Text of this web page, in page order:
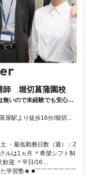
師 堀切菖蒲園校
いので未経験でも安心｜
後はフォームに1分で回
務｜有給休暇あり｜定時
屋駅より徒歩16分/堀切駅
・最低勤務日数（週）：2
ルは1ヵ月 ＊希望シフト制
歓迎 ＊平日/16:...
学習塾★ ■￣￣￣￣￣￣￣